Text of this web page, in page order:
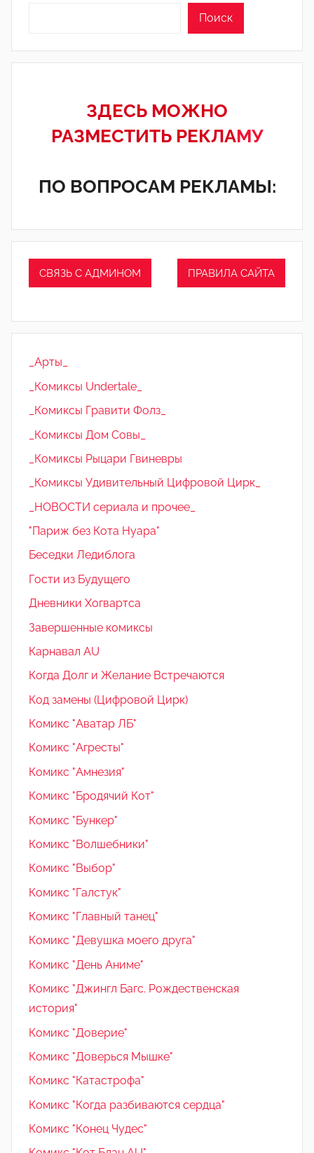
Поиск
ЗДЕСЬ МОЖНО
РАЗМЕСТИТЬ РЕКЛАМУ
ПО ВОПРОСАМ РЕКЛАМЫ:
СВЯЗЬ С АДМИНОМ ПРАВИЛА САЙТА
_Арты_
_Комиксы Undertale_
_Комиксы Гравити Фолз_
_Комиксы Дом Совы_
_Комиксы Рыцари Гвиневры
_Комиксы Удивительный Цифровой Цирк_
_НОВОСТИ сериала и прочее_
"Париж без Кота Нуара"
Беседки Ледиблога
Гости из Будущего
Дневники Хогвартса
Завершенные комиксы
Карнавал AU
Когда Долг и Желание Встречаются
Код замены (Цифровой Цирк)
Комикс "Аватар ЛБ"
Комикс "Агресты"
Комикс "Амнезия"
Комикс "Бродячий Кот"
Комикс "Бункер"
Комикс "Волшебники"
Комикс "Выбор"
Комикс "Галстук"
Комикс "Главный танец"
Комикс "Девушка моего друга"
Комикс "День Аниме"
Комикс "Джингл Багс. Рождественская
история"
Комикс "Доверие"
Комикс "Доверься Мышке"
Комикс "Катастрофа"
Комикс "Когда разбиваются сердца"
Комикс "Конец Чудес"